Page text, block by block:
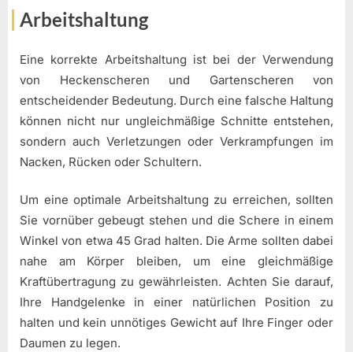
Arbeitshaltung
Eine korrekte Arbeitshaltung ist bei der Verwendung
von Heckenscheren und Gartenscheren von
entscheidender Bedeutung. Durch eine falsche Haltung
können nicht nur ungleichmäßige Schnitte entstehen,
sondern auch Verletzungen oder Verkrampfungen im
Nacken, Rücken oder Schultern.
Um eine optimale Arbeitshaltung zu erreichen, sollten
Sie vornüber gebeugt stehen und die Schere in einem
Winkel von etwa 45 Grad halten. Die Arme sollten dabei
nahe am Körper bleiben, um eine gleichmäßige
Kraftübertragung zu gewährleisten. Achten Sie darauf,
Ihre Handgelenke in einer natürlichen Position zu
halten und kein unnötiges Gewicht auf Ihre Finger oder
Daumen zu legen.